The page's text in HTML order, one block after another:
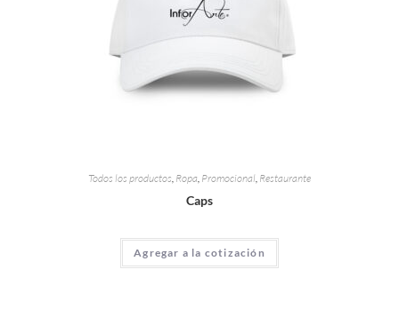
Todos los productos, Ropa, Promocional, Restaurante
Caps
Agregar a la cotización